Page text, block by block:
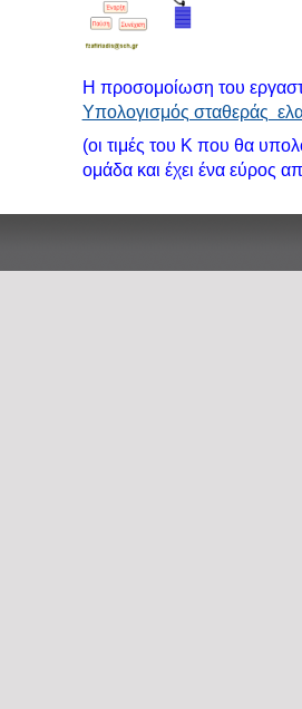
Η προσομοίωση του
Υπολογισμός σταθεράς
(οι τιμές του Κ που θα
ομάδα και έχει ένα εύρος